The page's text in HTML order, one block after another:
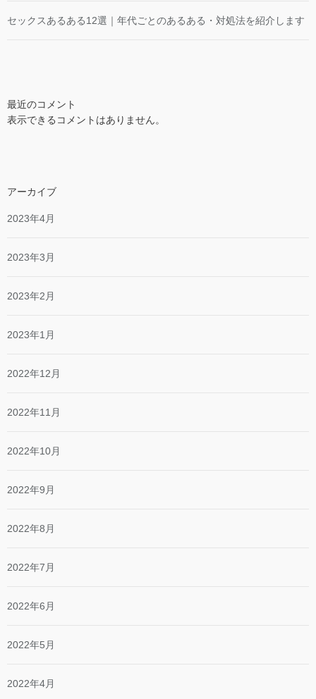
セックスあるある12選｜年代ごとのあるある・対処法を紹介します
最近のコメント
表示できるコメントはありません。
アーカイブ
2023年4月
2023年3月
2023年2月
2023年1月
2022年12月
2022年11月
2022年10月
2022年9月
2022年8月
2022年7月
2022年6月
2022年5月
2022年4月